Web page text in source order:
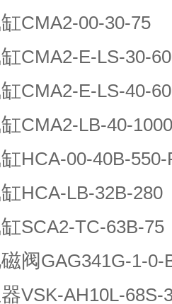
CMA2-00-30-75
CMA2-E-LS-30-
CMA2-E-LS-40-
CMA2-LB-40-1000
HCA-00-40B-
HCA-LB-32B-280
SCA2-TC-63B-75
阀GAG341G-1-0-
VSK-AH10L-68S-